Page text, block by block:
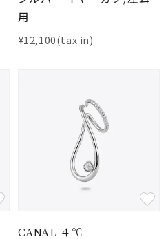
用
¥12,100(tax in)
CANAL ４℃